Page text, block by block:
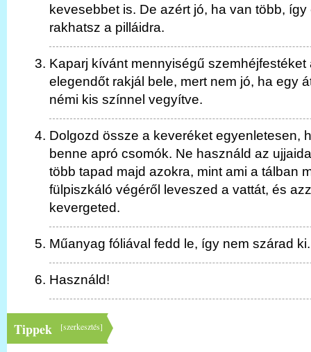
kevesebbet is. De azért jó, ha van több, így
rakhatsz a pilláidra.
Kaparj kívánt mennyiségű szemhéjfestéket
elegendőt rakjál bele, mert nem jó, ha egy
némi kis színnel vegyítve.
Dolgozd össze a keveréket egyenletesen,
benne apró csomók. Ne használd az
több tapad majd azokra, mint ami a tálban
fülpiszkáló végéről leveszed a vattát, és
kevergeted.
Műanyag fóliával fedd le, így nem szárad ki.
Használd!
[szerkesztés]
Tippek